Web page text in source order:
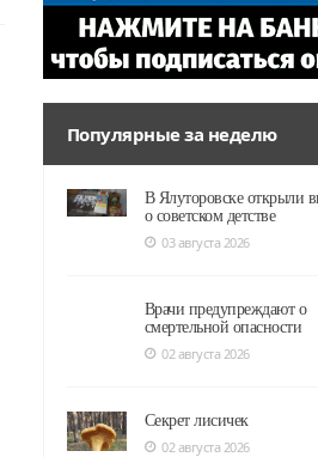
Популярные за неделю
В Ялуторовске открыли
о советском детстве
03 августа 2026
Врачи предупреждают о
смертельной опасности
02 августа 2026
Секрет лисичек
02 августа 2026